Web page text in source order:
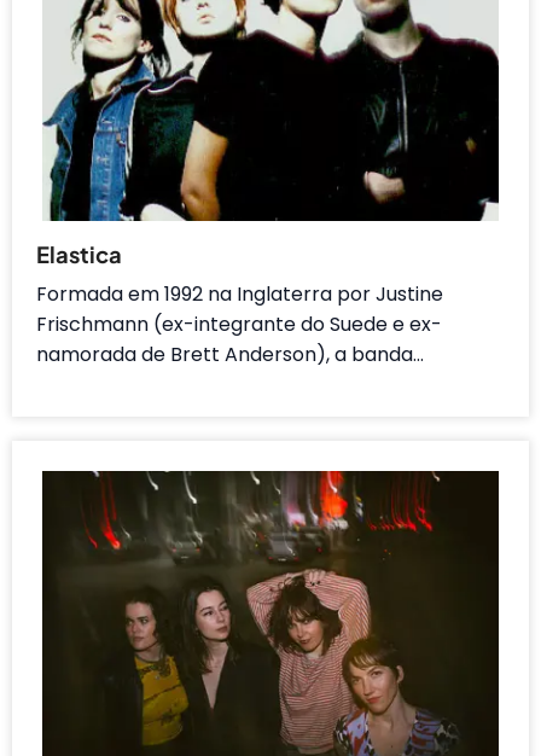
Elastica
Formada em 1992 na Inglaterra por Justine
Frischmann (ex-integrante do Suede e ex-
namorada de Brett Anderson), a banda…